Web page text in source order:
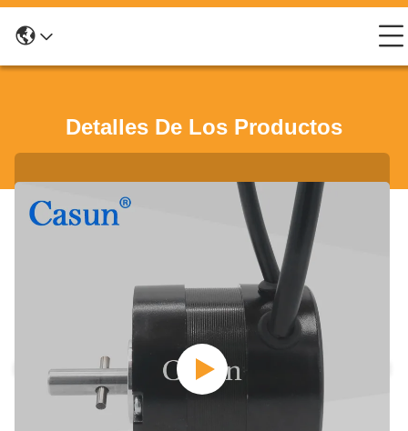
Detalles De Los Productos